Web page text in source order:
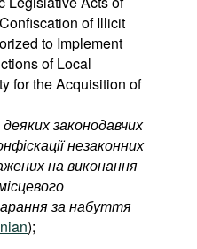
of Illicit
to Implement
of Local
for the Acquisition of
деякихзаконодавчих
незаконних
навиконання
занабуття
);